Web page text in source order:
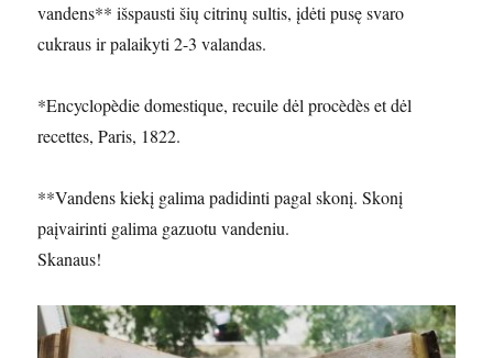
vandens** išspausti šių citrinų sultis, įdėti pusę svaro
cukraus ir palaikyti 2-3 valandas.
*Encyclopèdie domestique, recuile dėl procèdès et dėl
recettes, Paris, 1822.
**Vandens kiekį galima padidinti pagal skonį. Skonį
paįvairinti galima gazuotu vandeniu.
Skanaus!